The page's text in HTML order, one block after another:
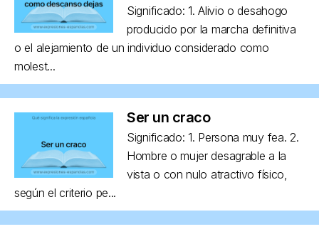
Significado: 1. Alivio o desahogo
producido por la marcha definitiva
o el alejamiento de un individuo considerado como
molest...
Ser un craco
Significado: 1. Persona muy fea. 2.
Hombre o mujer desagrable a la
vista o con nulo atractivo físico,
según el criterio pe...